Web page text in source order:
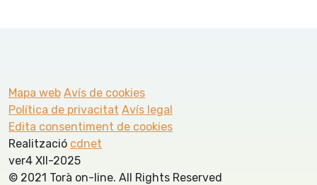
Mapa web Avís de cookies
Política de privacitat Avís legal
Edita consentiment de cookies
Realització cdnet
ver4 XII-2025
© 2021 Torà on-line. All Rights Reserved